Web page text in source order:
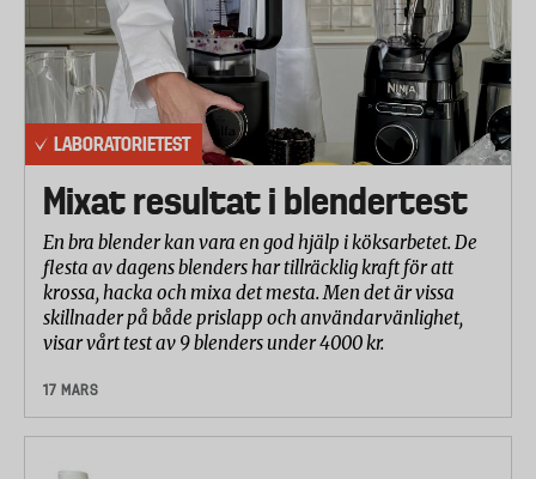
LABORATORIETEST
Mixat resultat i blendertest
En bra blender kan vara en god hjälp i köksarbetet. De
flesta av dagens blenders har tillräcklig kraft för att
krossa, hacka och mixa det mesta. Men det är vissa
skillnader på både prislapp och användarvänlighet,
visar vårt test av 9 blenders under 4000 kr.
17 MARS